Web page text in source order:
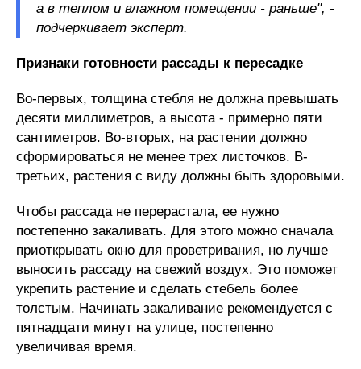
а в теплом и влажном помещении - раньше", -
подчеркивает эксперт.
Признаки готовности рассады к пересадке
Во-первых, толщина стебля не должна превышать
десяти миллиметров, а высота - примерно пяти
сантиметров. Во-вторых, на растении должно
сформироваться не менее трех листочков. В-
третьих, растения с виду должны быть здоровыми.
Чтобы рассада не перерастала, ее нужно
постепенно закаливать. Для этого можно сначала
приоткрывать окно для проветривания, но лучше
выносить рассаду на свежий воздух. Это поможет
укрепить растение и сделать стебель более
толстым. Начинать закаливание рекомендуется с
пятнадцати минут на улице, постепенно
увеличивая время.